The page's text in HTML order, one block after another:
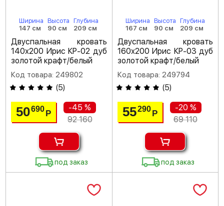
Ширина
147 см
Высота
90 см
Глубина
209 см
Двуспальная кровать
140х200 Ирис КР-02 дуб
золотой крафт/белый
Код товара: 249802
(5)
50690Р
-45 %
92 160
под заказ
Ширина
167 см
Высота
90 см
Глубина
209 см
Двуспальная кровать
160х200 Ирис КР-03 дуб
золотой крафт/белый
Код товара: 249794
(5)
55290 Р
-20 %
69 110
под заказ